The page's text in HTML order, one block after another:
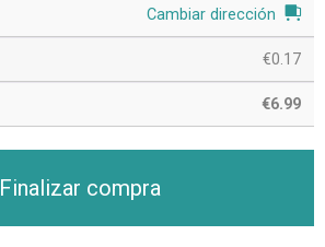
Cambiar dirección
€0.17
€6.99
Finalizar compra